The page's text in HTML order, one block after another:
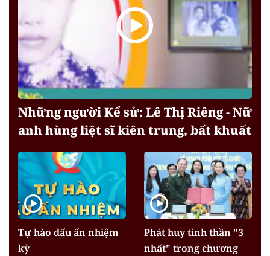
Những người Kể sử: Lê Thị Riêng - Nữ
anh hùng liệt sĩ kiên trung, bất khuất
Tự hào dấu ấn nhiệm
kỳ
Phát huy tinh thần "3
nhất" trong chương